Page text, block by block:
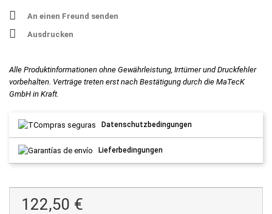
An einen Freund senden
Ausdrucken
Alle Produktinformationen ohne Gewährleistung, Irrtümer und Druckfehler
vorbehalten. Verträge treten erst nach Bestätigung durch die MaTecK
GmbH in Kraft.
Datenschutzbedingungen
Lieferbedingungen
122,50 €